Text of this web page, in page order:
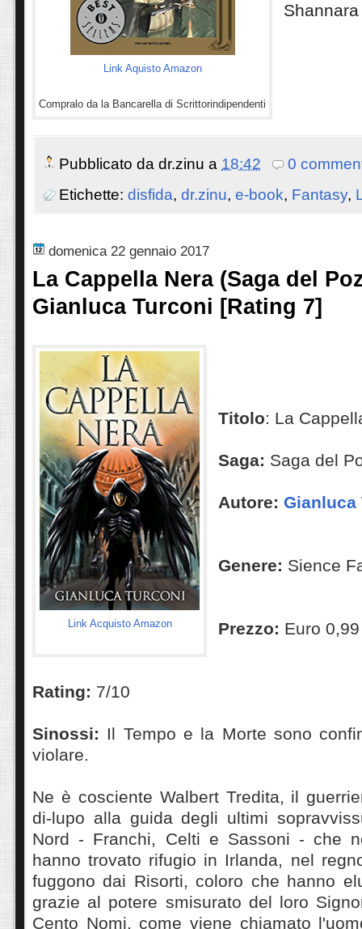
Link Aquisto Amazon
Compralo da la Bancarella di Scrittorindipendenti
Shannara
Pubblicato da dr.zinu a 18:42
0
Etichette: disfida, dr.zinu, e-book, Fantasy,
domenica 22 gennaio 2017
La Cappella Nera (Saga del
Gianluca Turconi [Rating 7]
Link Acquisto Amazon
Titolo: La
Saga: Saga del
Autore: Gianluca
Genere: Sience
Prezzo: Euro 0,99
Rating: 7/10
Sinossi: Il Tempo e la Morte sono
violare.
Ne è cosciente Walbert Tredita, il
di-lupo alla guida degli ultimi
Nord - Franchi, Celti e Sassoni - che
hanno trovato rifugio in Irlanda, nel
fuggono dai Risorti, coloro che hanno
grazie al potere smisurato del loro
Cento Nomi, come viene chiamato